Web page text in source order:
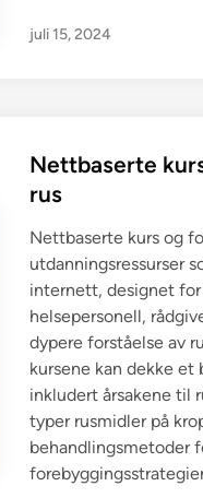
juli 15, 2024
Nettbaserte
rus
Nettbaserte kurs og
utdanningsressurser
internett, designet
helsepersonell,
dypere forståelse av
kursene kan dekke et
inkludert årsakene til
typer rusmidler på
behandlingsmetoder